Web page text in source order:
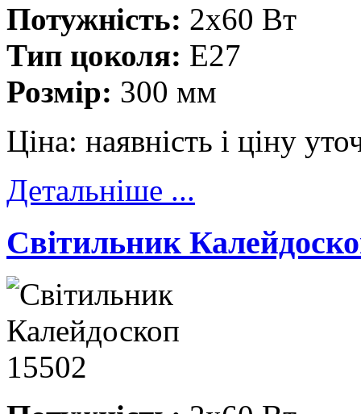
Потужність: 2x60 Вт
Тип цоколя: E27
Розмір: 300 мм
Ціна: наявність і ціну
Детальніше ...
Cвітильник